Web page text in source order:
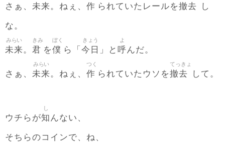
さぁ、 未来。ねぇ、 作 られていたレールを撤去 し
な。
未来
みらい
。 君
きみ
を僕
ぼく
ら「 今日
きょう
」と 呼
よ
んだ。
さぁ、 未来
みらい
。ねぇ、 作
つく
られていたウソを撤去
てっきょ
して。
ウチらが知
し
んない、
そちらのコインで、ね、